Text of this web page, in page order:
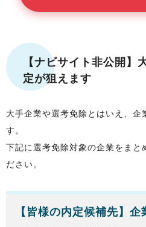
【ナビサイト非公開】
定が狙えます
大手企業や選考免除とはいえ、企
す。
下記に選考免除対象の企業をまと
ださい。
【 皆様の内定候補先】企